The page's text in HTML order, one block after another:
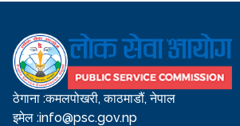
ठेगाना :कमलपोखरी, काठमाडौं, नेपाल
इमेल :info@psc.gov.np